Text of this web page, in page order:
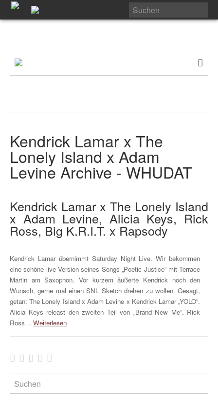
Kendrick Lamar x The
Lonely Island x Adam
Levine Archive - WHUDAT
Kendrick Lamar x The Lonely Island
x Adam Levine, Alicia Keys, Rick
Ross, Big K.R.I.T. x Rapsody
Kendrick Lamar übernimmt Saturday Night Live. Wir bekommen
eine schöne live Version seines Songs „Poetic Justice“ mit Terrace
Martin am Saxophon. Vor kurzem äußerte Kendrick noch den
Wunsch, gerne mal einen SNL Sketch drehen zu wollen. Gesagt,
getan: The Lonely Island x Adam Levine x Kendrick Lamar „YOLO“.
Alicia Keys releast den zweiten Teil von „Brand New Me“. Rick
Ross… Weiterlesen